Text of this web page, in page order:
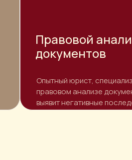
Правовой
документов
Опытный юрист,
правовом анализе
выявит негативные